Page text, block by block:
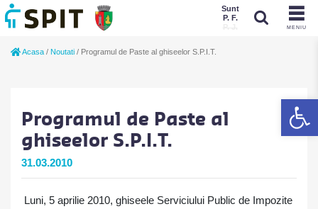
MENIU
Sunt
P. F.
Acasa / Noutati / Programul de Paste al ghiseelor S.P.I.T.
Programul de Paste al
ghiseelor S.P.I.T.
31.03.2010
Luni, 5 aprilie 2010, ghiseele Serviciului Public de Impozite